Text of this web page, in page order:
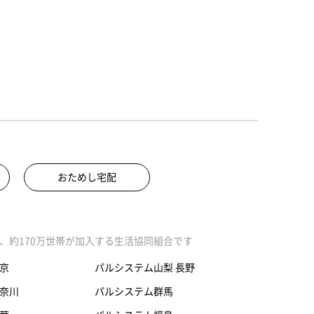
おためし宅配
約170万世帯が加入する生活協同組合です
川
パルシステム山梨 長野
パルシステム群馬